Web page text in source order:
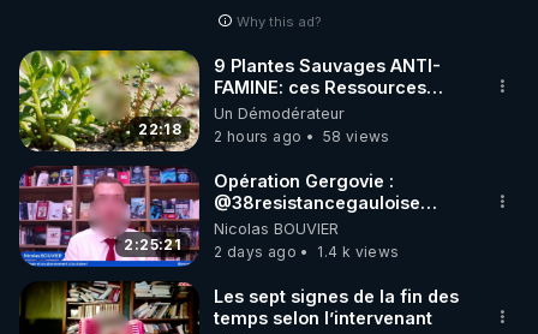
Why this ad?
22:18
9 Plantes Sauvages ANTI-
FAMINE: ces Ressources
JARDIN&des Haies
Un Démodérateur
2 hours ago
58 views
2:25:21
Opération Gergovie :
‪@38resistancegauloise‬
‪@MarionSigautOfficiel‬
‪@gladysriifard5710‬ Laëtitia
Nicolas BOUVIER
2 days ago
1.4 k views
Les sept signes de la fin des
temps selon l’intervenant